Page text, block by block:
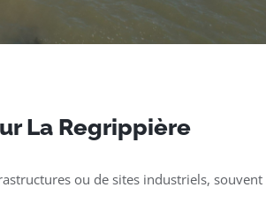
La Regrippière
ou de sites industriels,